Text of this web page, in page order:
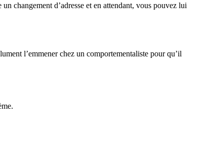
changement d’adresse et en attendant, vous pouvez lui
l’emmener chez un comportementaliste pour qu’il